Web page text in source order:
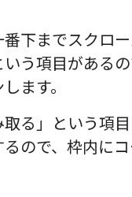
番下までスクロ
う項目がある
ます。
取る」という項
ので、枠内に